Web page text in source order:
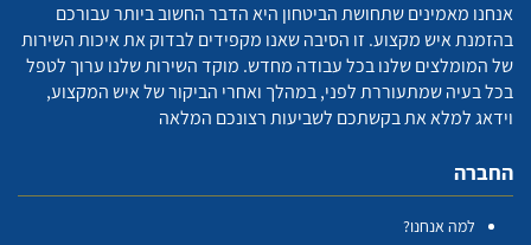
אנחנו מאמינים שתחושת הביטחון היא הדבר החשוב ביותר עבורכם
בהזמנת איש מקצוע. זו הסיבה שאנו מקפידים לבדוק את איכות השירות
של המומלצים שלנו בכל עבודה מחדש. מוקד השירות שלנו ערוך לטפל
בכל בעיה שמתעוררת לפני, במהלך ואחרי הביקור של איש המקצוע,
וידאג למלא את בקשתכם לשביעות רצונכם המלאה
החברה
למה אנחנו?